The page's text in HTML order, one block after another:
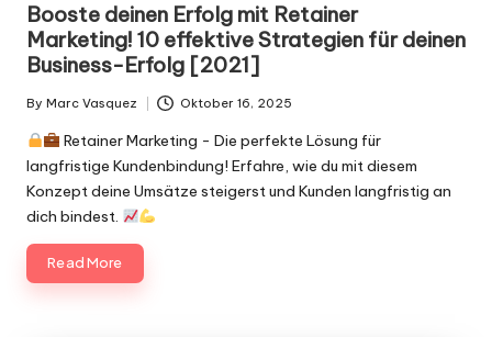
Booste deinen Erfolg mit Retainer
Marketing! 10 effektive Strategien für deinen
Business-Erfolg [2021]
Posted
by
By Marc Vasquez Oktober 16, 2025
Retainer Marketing - Die perfekte Lösung für
langfristige Kundenbindung! Erfahre, wie du mit diesem
Konzept deine Umsätze steigerst und Kunden langfristig an
dich bindest.
Read More